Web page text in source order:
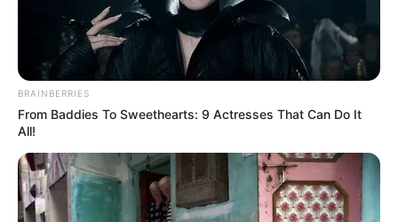
BRAINBERRIES
From Baddies To Sweethearts: 9 Actresses That Can Do It
All!